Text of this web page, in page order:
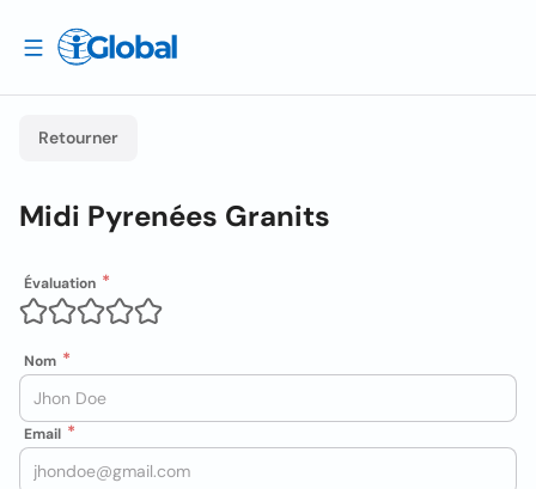
Retourner
Midi Pyrenées Granits
Évaluation
Nom
Email